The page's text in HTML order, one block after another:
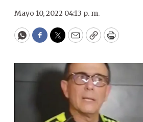
Mayo 10, 2022 04:13 p. m.
WhatsApp
Facebook
Twitter
EmailCopyPrint